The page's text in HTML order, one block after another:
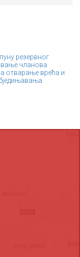
резервног
чланова
отварање врећа и